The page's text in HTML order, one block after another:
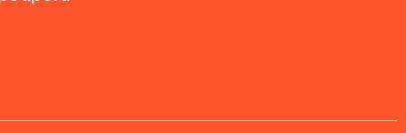
league
Books,